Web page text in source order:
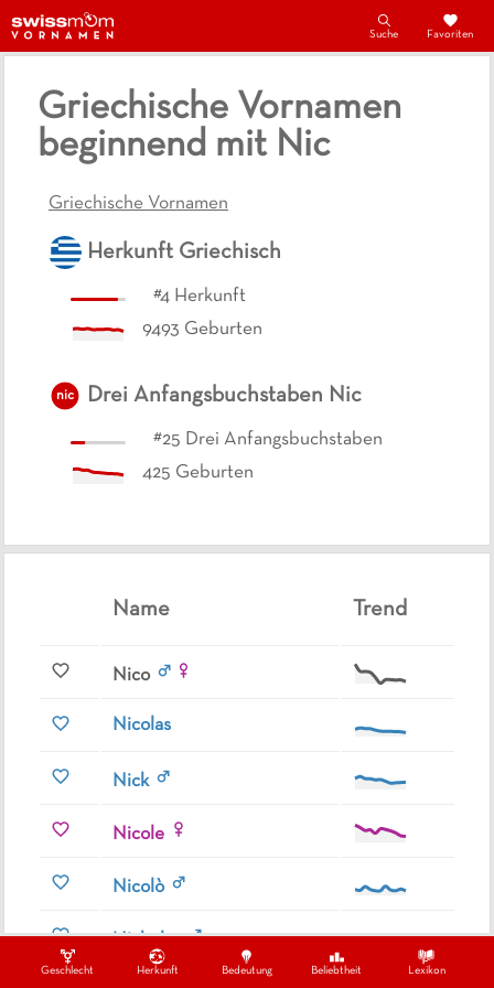
Geschlecht Herkunft Bedeutung Beliebtheit Lexikon
Suche Favoriten
Griechische Vornamen
beginnend mit Nic
Griechische Vornamen
Herkunft Griechisch
#4 Herkunft
9493 Geburten
nic Drei Anfangsbuchstaben Nic
#25 Drei Anfangsbuchstaben
425 Geburten
Name Trend
Nico
Nicolas
Nick
Nicole
Nicolò
Nicholas